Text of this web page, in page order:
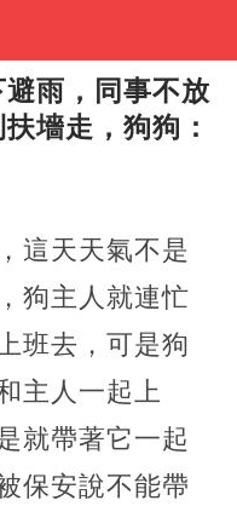
雨，同事不放
墻走，狗狗：
這天天氣不是
狗主人就連忙
班去，可是狗
主人一起上
就帶著它一起
保安說不能帶